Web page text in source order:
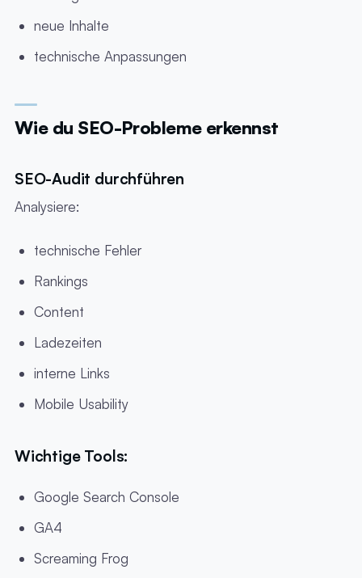
neue Inhalte
technische Anpassungen
Wie du SEO-Probleme erkennst
SEO-Audit durchführen
Analysiere:
technische Fehler
Rankings
Content
Ladezeiten
interne Links
Mobile Usability
Wichtige Tools:
Google Search Console
GA4
Screaming Frog